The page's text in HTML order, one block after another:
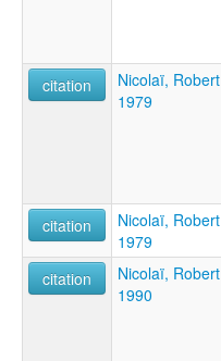
citation
Nicolaï, Robert
1979
citation
Nicolaï, Robert
1979
citation
Nicolaï, Robert
1990